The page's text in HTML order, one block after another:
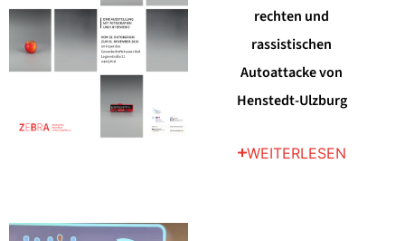
rechten und
rassistischen
Autoattacke von
Henstedt-Ulzburg
WEITERLESEN